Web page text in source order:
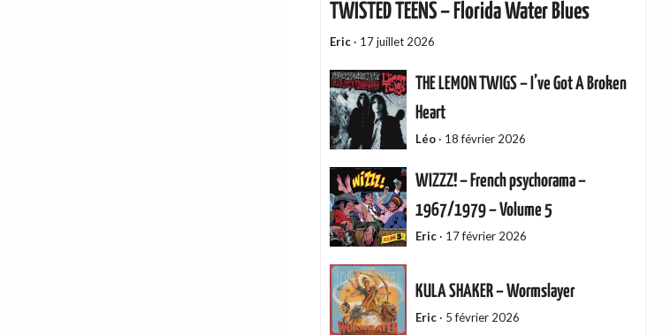
TWISTED TEENS – Florida Water Blues
Eric · 17 juillet 2026
THE LEMON TWIGS – I’ve Got A Broken
Heart
Léo· 18 février 2026
WIZZZ! – French psychorama –
1967/1979 – Volume 5
Eric· 17 février 2026
KULA SHAKER – Wormslayer
Eric· 5 février 2026